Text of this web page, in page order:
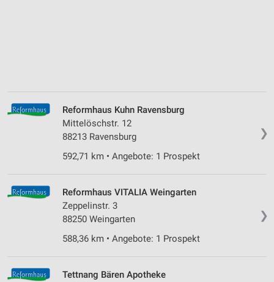
❯
Reformhaus Kuhn Ravensburg
Mittelöschstr. 12
88213 Ravensburg
592,71 km • Angebote: 1 Prospekt
❯
Reformhaus VITALIA Weingarten
Zeppelinstr. 3
88250 Weingarten
588,36 km • Angebote: 1 Prospekt
Tettnang Bären Apotheke